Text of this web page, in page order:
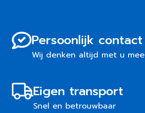
Persoonlijk contact
Wij denken altijd met u mee
Eigen transport
Snel en betrouwbaar